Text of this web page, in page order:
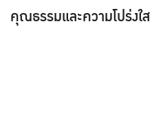
คุณธรรมและความโปร่งใ